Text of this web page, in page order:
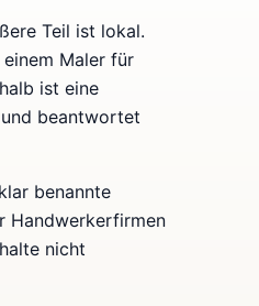
Teil ist lokal.
Maler für
ist eine
beantwortet
benannte
Handwerkerfirmen
nicht